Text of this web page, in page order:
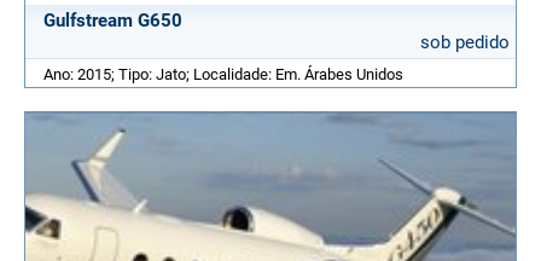
Gulfstream G650
sob pedido
Ano: 2015; Tipo: Jato; Localidade: Em. Árabes Unidos